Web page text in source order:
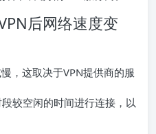
后网络速度变
，这取决于VPN提供商的服
较空闲的时间进行连接，以